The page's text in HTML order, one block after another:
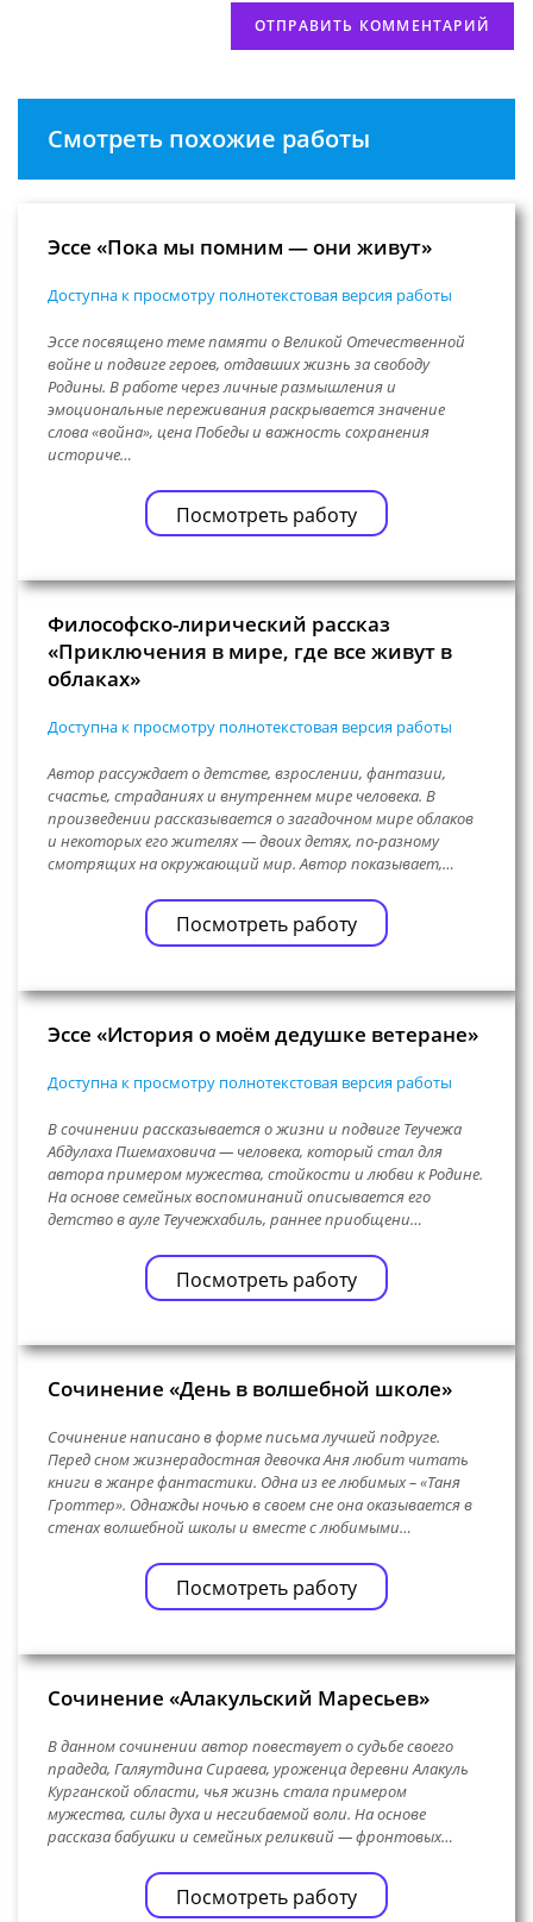
Смотреть похожие работы
Эссе «Пока мы помним — они живут»
Доступна к просмотру полнотекстовая версия работы
Эссе посвящено теме памяти о Великой Отечественной
войне и подвиге героев, отдавших жизнь за свободу
Родины. В работе через личные размышления и
эмоциональные переживания раскрывается значение
слова «война», цена Победы и важность сохранения
историче…
Посмотреть работу
Философско-лирический рассказ
«Приключения в мире, где все живут в
облаках»
Доступна к просмотру полнотекстовая версия работы
Автор рассуждает о детстве, взрослении, фантазии,
счастье, страданиях и внутреннем мире человека. В
произведении рассказывается о загадочном мире облаков
и некоторых его жителях — двоих детях, по-разному
смотрящих на окружающий мир. Автор показывает,…
Посмотреть работу
Эссе «История о моём дедушке ветеране»
Доступна к просмотру полнотекстовая версия работы
В сочинении рассказывается о жизни и подвиге Теучежа
Абдулаха Пшемаховича — человека, который стал для
автора примером мужества, стойкости и любви к Родине.
На основе семейных воспоминаний описывается его
детство в ауле Теучежхабиль, раннее приобщени…
Посмотреть работу
Сочинение «День в волшебной школе»
Сочинение написано в форме письма лучшей подруге.
Перед сном жизнерадостная девочка Аня любит читать
книги в жанре фантастики. Одна из ее любимых – «Таня
Гроттер». Однажды ночью в своем сне она оказывается в
стенах волшебной школы и вместе с любимыми…
Посмотреть работу
Сочинение «Алакульский Маресьев»
В данном сочинении автор повествует о судьбе своего
прадеда, Галяутдина Сираева, уроженца деревни Алакуль
Курганской области, чья жизнь стала примером
мужества, силы духа и несгибаемой воли. На основе
рассказа бабушки и семейных реликвий — фронтовых…
Посмотреть работу